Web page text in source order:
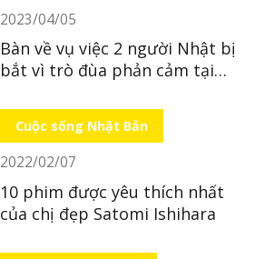
2023/04/05
Bàn về vụ việc 2 người Nhật bị
bắt vì trò đùa phản cảm tại
Cuộc sống Nhật Bản
2022/02/07
10 phim được yêu thích nhất
của chị đẹp Satomi Ishihara